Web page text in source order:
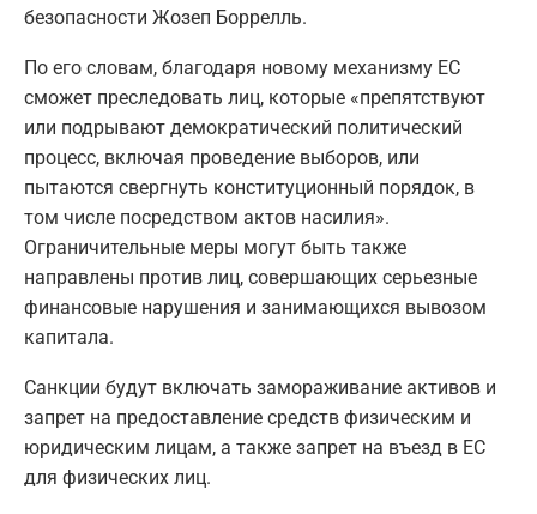
безопасности Жозеп Боррелль.
По его словам, благодаря новому механизму ЕС
сможет преследовать лиц, которые «препятствуют
или подрывают демократический политический
процесс, включая проведение выборов, или
пытаются свергнуть конституционный порядок, в
том числе посредством актов насилия».
Ограничительные меры могут быть также
направлены против лиц, совершающих серьезные
финансовые нарушения и занимающихся вывозом
капитала.
Санкции будут включать замораживание активов и
запрет на предоставление средств физическим и
юридическим лицам, а также запрет на въезд в ЕС
для физических лиц.